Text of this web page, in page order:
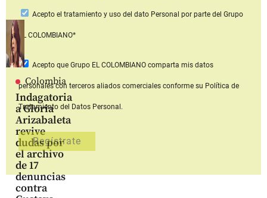
Colombia
Indagatoria
a Gloria
Arizabaleta
revive
dudas por
el archivo
de 17
denuncias
contra
Acepto el tratamiento y uso del dato Personal por parte del Grupo
EL COLOMBIANO*
Acepto que Grupo EL COLOMBIANOcomparta mis datos
personales con terceros aliados comerciales conforme su Política de
Tratamiento del Datos Personal.